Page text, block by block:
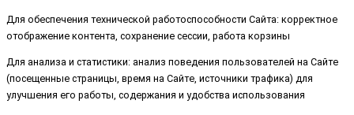
Для обеспечения технической работоспособности Сайта: корректное
отображение контента, сохранение сессии, работа корзины
Для анализа и статистики: анализ поведения пользователей на Сайте
(посещенные страницы, время на Сайте, источники трафика) для
улучшения его работы, содержания и удобства использования